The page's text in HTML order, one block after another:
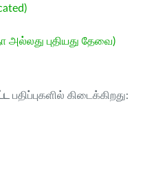
அல்லது புதியது தேவை)
பதிப்புகளில் கிடைக்கிறது: